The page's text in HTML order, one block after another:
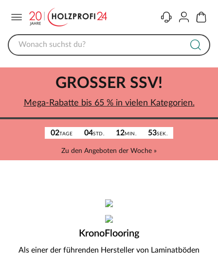
KontaktKonto
02TAGE 04STD. 12MIN. 53SEK.
Zu den Angeboten der Woche »
GROSSER SSV!
Mega-Rabatte bis 65 % in vielen Kategorien.
KronoFlooring
Als einer der führenden Hersteller von Laminatböden